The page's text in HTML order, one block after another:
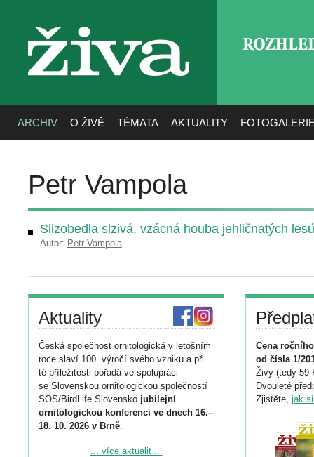
živa
ARCHIV O ŽIVĚ TÉMATA AKTUALITY
Petr Vampola
Slizobedla slzivá, vzácná houba jehličnatých lesů
Autor: Petr Vampola
Aktuality
Česká společnost ornitologická v letošním
roce slaví 100. výročí svého vzniku a při
té příležitosti pořádá ve spolupráci
se Slovenskou ornitologickou společností
SOS/BirdLife Slovensko jubilejní
ornitologickou konferenci ve dnech 16.–
18. 10. 2026 v Brně.
Podrobnější informace ke konferenci
... více aktualit ...
Cena
od čísla 1/
Živy (tedy 59
Dvouleté
Zjistěte, jak